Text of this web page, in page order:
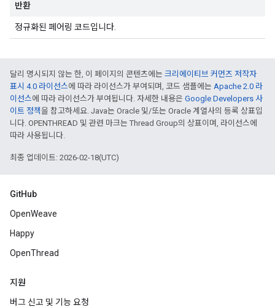
반환
정규화된 페어링 코드입니다.
달리 명시되지 않는 한, 이 페이지의 콘텐츠에는 크리에이티브 커먼즈 저작자
표시 4.0 라이선스에 따라 라이선스가 부여되며, 코드 샘플에는 Apache 2.0 라
이선스에 따라 라이선스가 부여됩니다. 자세한 내용은 Google Developers 사
이트 정책을 참고하세요. Java는 Oracle 및/또는 Oracle 계열사의 등록 상표입
니다. OPENTHREAD 및 관련 마크는 Thread Group의 상표이며, 라이선스에
따라 사용됩니다.
최종 업데이트: 2026-02-18(UTC)
GitHub
OpenWeave
Happy
OpenThread
지원
버그 신고 및 기능 요청